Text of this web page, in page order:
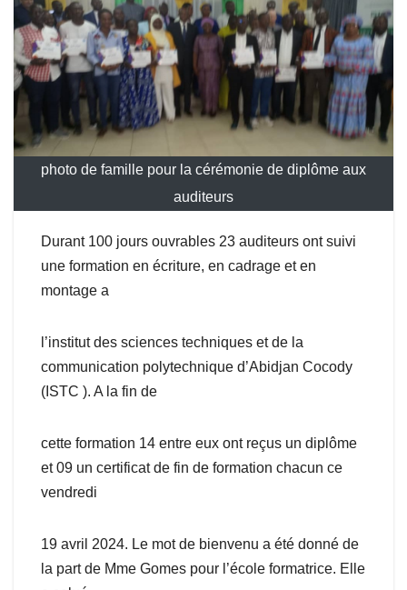
photo de famille pour la cérémonie de diplôme aux
auditeurs
Durant 100 jours ouvrables 23 auditeurs ont suivi
une formation en écriture, en cadrage et en
montage a
l’institut des sciences techniques et de la
communication polytechnique d’Abidjan Cocody
(ISTC ). A la fin de
cette formation 14 entre eux ont reçus un diplôme
et 09 un certificat de fin de formation chacun ce
vendredi
19 avril 2024. Le mot de bienvenu a été donné de
la part de Mme Gomes pour l’école formatrice. Elle